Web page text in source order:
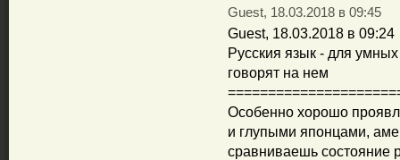
Guest, 18.03.2018 в 09:45
Guest, 18.03.2018 в 09:24
Русския язык - для
говорят на нем
Особенно хорошо
и глупыми японцами,
сравниваешь состояние